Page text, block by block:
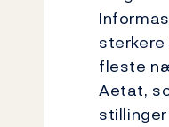
fleste
Aetat,